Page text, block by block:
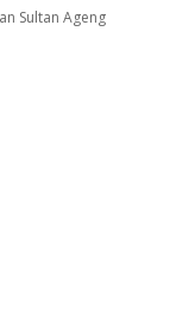
Sultan Ageng